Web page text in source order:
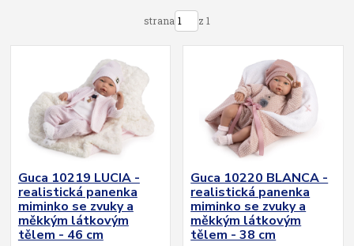
strana z 1
Guca 10219 LUCIA -
realistická panenka
miminko se zvuky a
měkkým látkovým
tělem - 46 cm
Guca 10220 BLANCA -
realistická panenka
miminko se zvuky a
měkkým látkovým
tělem - 38 cm